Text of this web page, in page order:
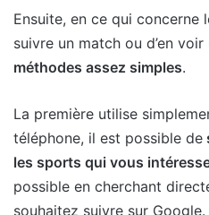
Ensuite, en ce qui concerne
suivre un match ou d’en voir
méthodes assez simples.
La première utilise
téléphone, il est possible de
les sports qui vous
possible en cherchant
souhaitez suivre sur Google.